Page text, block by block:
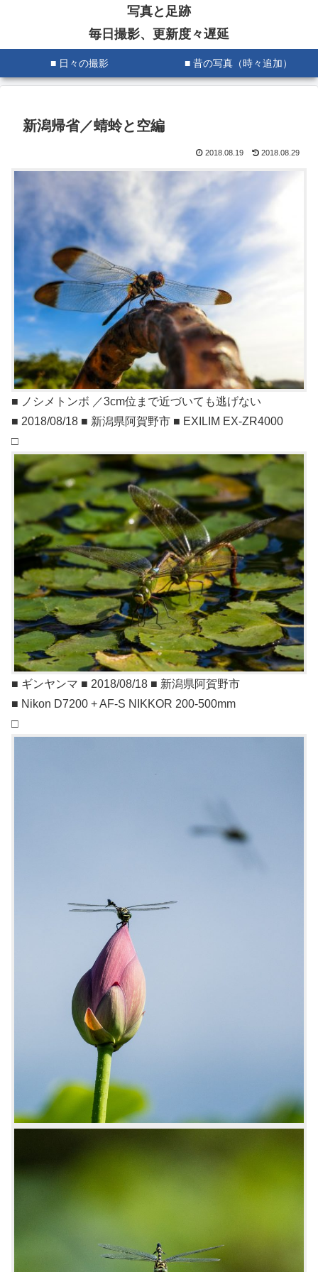
写真と足跡
毎日撮影、更新度々遅延
■ 日々の撮影 ■ 昔の写真（時々追加）
新潟帰省／蜻蛉と空編
2018.08.19 2018.08.29
■ ノシメトンボ ／3cm位まで近づいても逃げない
■ 2018/08/18 ■ 新潟県阿賀野市 ■ EXILIM EX-ZR4000
□
■ ギンヤンマ ■ 2018/08/18 ■ 新潟県阿賀野市
■ Nikon D7200 + AF-S NIKKOR 200-500mm
□